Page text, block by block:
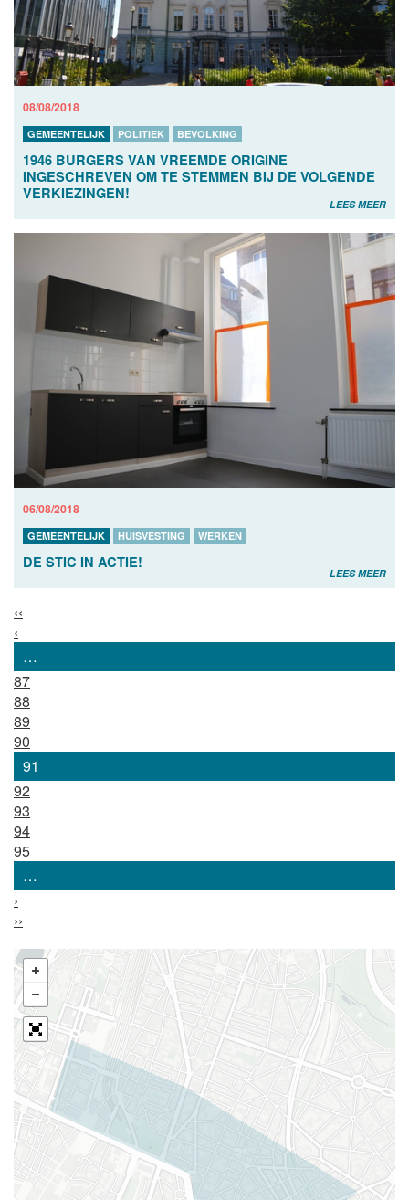
08/08/2018
GEMEENTELIJK POLITIEK BEVOLKING
1946 BURGERS VAN VREEMDE ORIGINE
INGESCHREVEN OM TE STEMMEN BIJ DE VOLGENDE
VERKIEZINGEN!
LEES MEER
06/08/2018
GEMEENTELIJK HUISVESTING WERKEN
DE STIC IN ACTIE!
LEES MEER
‹‹
‹
…
87
88
89
90
91
92
93
94
95
…
›
››